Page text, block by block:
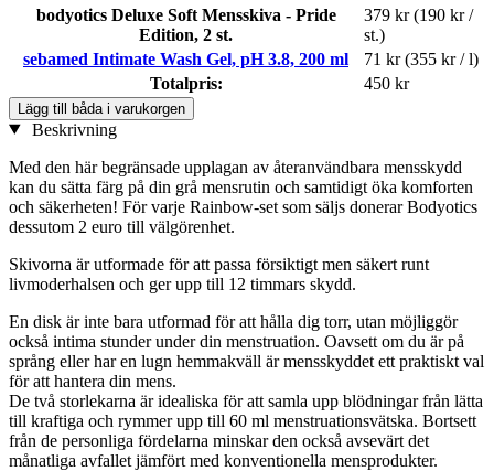
bodyotics Deluxe Soft Mensskiva - Pride
Edition, 2 st.
379 kr (190 kr /
st.)
sebamed Intimate Wash Gel, pH 3.8, 200 ml
71 kr (355 kr / l)
Totalpris:
450 kr
Lägg till båda i varukorgen
Beskrivning
Med den här begränsade upplagan av återanvändbara mensskydd
kan du sätta färg på din grå mensrutin och samtidigt öka komforten
och säkerheten! För varje Rainbow-set som säljs donerar Bodyotics
dessutom 2 euro till välgörenhet.
Skivorna är utformade för att passa försiktigt men säkert runt
livmoderhalsen och ger upp till 12 timmars skydd.
En disk är inte bara utformad för att hålla dig torr, utan möjliggör
också intima stunder under din menstruation. Oavsett om du är på
språng eller har en lugn hemmakväll är mensskyddet ett praktiskt val
för att hantera din mens.
De två storlekarna är idealiska för att samla upp blödningar från lätta
till kraftiga och rymmer upp till 60 ml menstruationsvätska. Bortsett
från de personliga fördelarna minskar den också avsevärt det
månatliga avfallet jämfört med konventionella mensprodukter.